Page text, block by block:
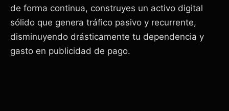
de forma continua, construyes un activo digital
sólido que genera tráfico pasivo y recurrente,
disminuyendo drásticamente tu dependencia y
gasto en publicidad de pago.